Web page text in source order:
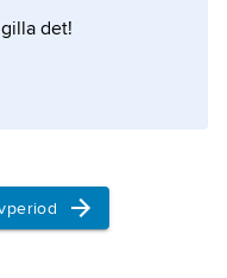
en
det!